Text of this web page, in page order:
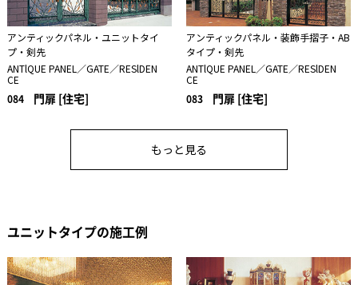
アンティックパネル・ユニットタイ
プ・剣先
ANTlQUE PANEL／GATE／RESlDEN
CE
084 門扉 [住宅]
アンティックパネル・装飾手摺子・AB
タイプ・剣先
ANTlQUE PANEL／GATE／RESlDEN
CE
083 門扉 [住宅]
もっと見る
ユニットタイプの施工例